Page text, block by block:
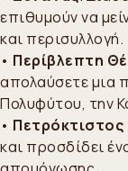
επιθυμούν να
και περισυλλογή.
• Περίβλεπτη
απολαύσετε μια
Πολυφύτου, την
• Πετρόκτιστος
και προσδίδει